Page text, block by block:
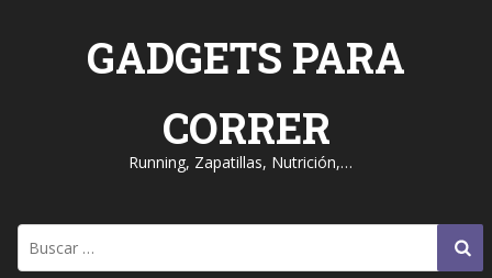
GADGETS PARA
CORRER
Running, Zapatillas, Nutrición,…